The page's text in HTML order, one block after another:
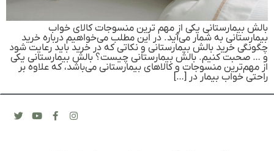
بالش بیمارستانی یکی از مهم ترین منسوجات کالای خواب
بیمارستانی به شمار می‌آید. در این مطلب می‌خواهیم درباره خرید
چگونگی خرید بالش بیمارستانی و نکاتی که در خرید باید رعایت شود
و … صحبت کنیم. بالش بیمارستانی چیست؟ بالش بیمارستانی یکی
از مهم‌ترین منسوجات و کالاهای بیمارستانی می‌باشد، که علاوه بر
راحتی خواب بیمار در […]